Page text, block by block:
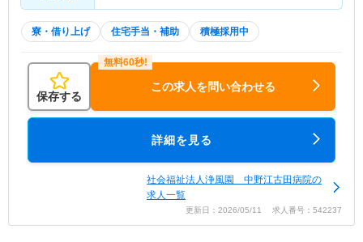
寮・借り上げ 住宅手当・補助 積極採用中
保存する
この求人を問い合わせる
詳細を見る
社会福祉法人浄風園 中野江古田病院の
求人一覧
更新日：2026/05/11 求人番号：542237